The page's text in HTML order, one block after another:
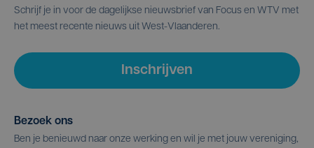
Schrijf je in voor de dagelijkse nieuwsbrief van Focus en WTV met
het meest recente nieuws uit West-Vlaanderen.
Inschrijven
Bezoek ons
Ben je benieuwd naar onze werking en wil je met jouw vereniging,